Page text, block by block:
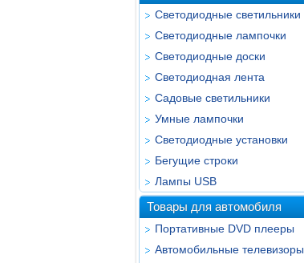
Светодиодные светильники
Светодиодные лампочки
Светодиодные доски
Светодиодная лента
Садовые светильники
Умные лампочки
Светодиодные установки
Бегущие строки
Лампы USB
Товары для автомобиля
Портативные DVD плееры
Автомобильные телевизоры